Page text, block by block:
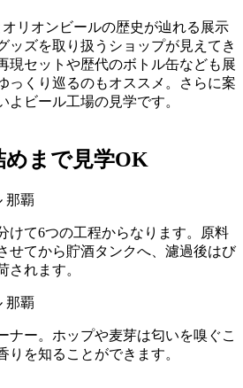
リオンビールの歴史が辿れる展示
ッズを取り扱うショップが見えてき
現セットや歴代のボトル缶なども展
っくり巡るのもオススメ。さらに案
よビール工場の見学です。
めまで見学OK
けて6つの工程からなります。原料
せてから貯酒タンクへ、濾過後はび
されます。
ナー。ホップや麦芽は匂いを嗅ぐこ
りを知ることができます。